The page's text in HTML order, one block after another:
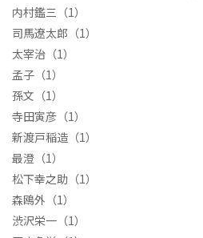
内村鑑三 （1）
司馬遼太郎 （1）
太宰治 （1）
孟子 （1）
孫文 （1）
寺田寅彦 （1）
新渡戸稲造 （1）
最澄 （1）
松下幸之助 （1）
森鴎外 （1）
渋沢栄一 （1）